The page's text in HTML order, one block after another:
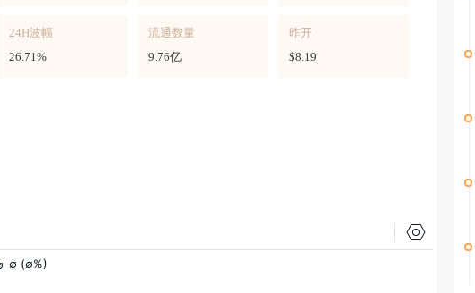
24H波幅
26.71%
流通数量
9.76亿
昨开
$8.19